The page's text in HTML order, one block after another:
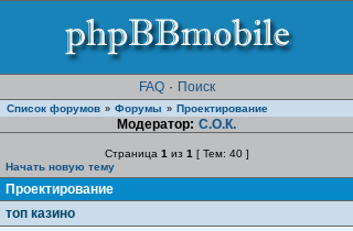
FAQ · Поиск
Список форумов » Форумы » Проектирование
Модератор: С.О.К.
Страница 1 из 1 [ Тем: 40 ]
Начать новую тему
Проектирование
топ казино